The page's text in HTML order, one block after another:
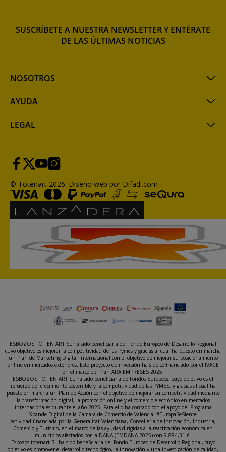
NOSOTROS
AYUDA
LEGAL
SUSCRÍBETE A NUESTRA NEWSLETTER Y ENTÉRATE
DE LAS ÚLTIMAS NOTICIAS
© Totenart 2026. Diseño web por Difadi.com
ESBOZOS TOT EN ART SL ha sido beneficiaria del Fondo Europeo de Desarrollo Regional
cuyo objetivo es mejorar la competitividad de las Pymes y gracias al cual ha puesto en marcha
un Plan de Marketing Digital Internacional con el objetivo de mejorar su posicionamiento
online en mercados exteriores. Este proyecto de inversión ha sido cofinanciado por el IVACE
en el marco del Plan ARA EMPRESES 2025.
ESBOZOS TOT EN ART SL ha sido beneficiaria de Fondos Europeos, cuyo objetivo es el
refuerzo del crecimiento sostenible y la competitividad de las PYMES, y gracias al cual ha
puesto en marcha un Plan de Acción con el objetivo de mejorar su competitividad mediante
la transformación digital, la promoción online y el comercio electrónico en mercados
internacionales durante el año 2025. Para ello ha contado con el apoyo del Programa
Xpande Digital de la Cámara de Comercio de Valencia. #EuropaSeSiente
Actividad financiada por la Generalitat Valenciana, Conselleria de Innovación, Industria,
Comercio y Turismo, en el marco de las ayudas dirigidas a la reactivación económica en
municipios afectados por la DANA (EMDANA 2025) con 9.884,31 €.
Esbozos totenart SL ha sido beneficiaria del Fondo Europeo de Desarrollo Regional, cuyo
objetivo es promover el desarrollo tecnológico, la innovación y una investigación de calidad,